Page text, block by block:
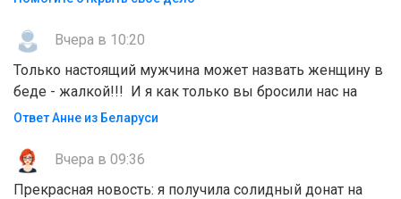
Вчера в 10:20
Только настоящий мужчина может назвать женщину в
беде - жалкой!!! И я как только вы бросили нас на
Ответ Анне из Беларуси
Вчера в 09:36
Прекрасная новость: я получила солидный донат на